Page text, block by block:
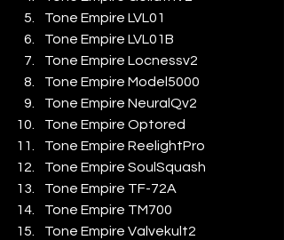
Tone Empire LVL01
Tone Empire LVL01B
Tone Empire Locnessv2
Tone Empire Model5000
Tone Empire NeuralQv2
Tone Empire Optored
Tone Empire ReelightPro
Tone Empire SoulSquash
Tone Empire TF-72A
Tone Empire TM700
Tone Empire Valvekult2